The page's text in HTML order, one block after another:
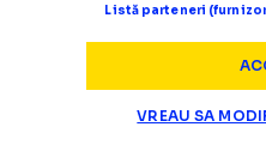
Eduard Ionescu a dat
Listă parteneri
VREAU SA